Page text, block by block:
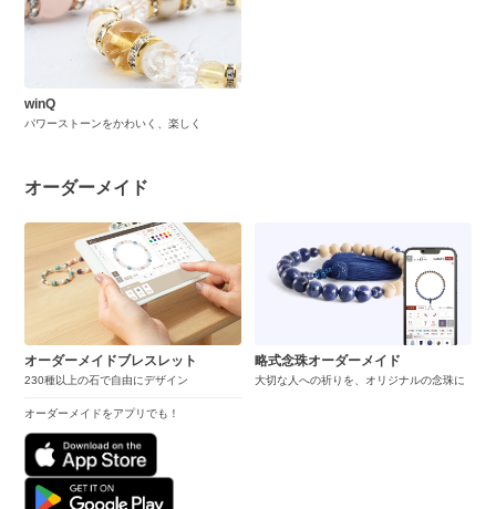
winQ
パワーストーンをかわいく、楽しく
オーダーメイド
オーダーメイドブレスレット
230種以上の石で自由にデザイン
オーダーメイドをアプリでも！
略式念珠オーダーメイド
大切な人への祈りを、オリジナルの念珠に